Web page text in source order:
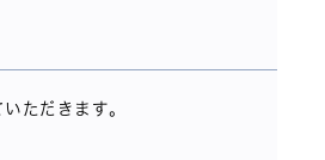
ただきます。